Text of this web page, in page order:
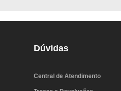
Dúvidas
Central de Atendimento